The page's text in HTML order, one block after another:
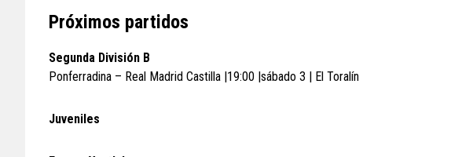
Próximos partidos
Segunda División B
Ponferradina – Real Madrid Castilla |19:00 |sábado 3 | El Toralín
Juveniles